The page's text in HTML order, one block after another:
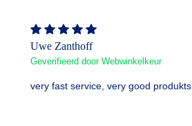
Uwe Zanthoff
Geverifieerd door Webwinkelkeur
very fast service, very good